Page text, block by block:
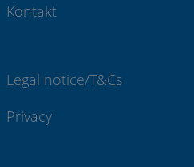
Kontakt
Legal notice/T&Cs
Privacy